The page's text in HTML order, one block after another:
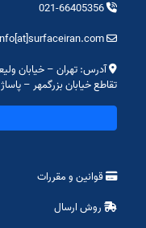
021-66405356
آدرس: تهران – خیابان
تقاطع خیابان بزرگمهر –
قوانین و مقررات
روش ارسال